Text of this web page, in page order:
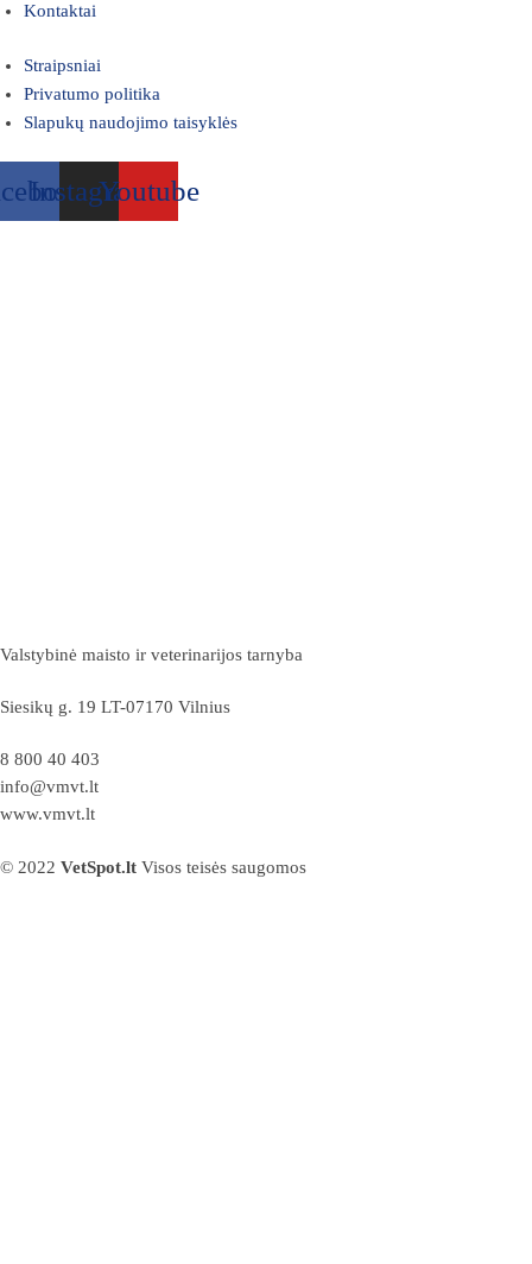
Kontaktai
Straipsniai
Privatumo politika
Slapukų naudojimo taisyklės
InstagramYoutube
Valstybinė maisto ir veterinarijos tarnyba
Siesikų g. 19 LT-07170 Vilnius
8 800 40 403
info@vmvt.lt
www.vmvt.lt
© 2022 VetSpot.lt Visos teisės saugomos